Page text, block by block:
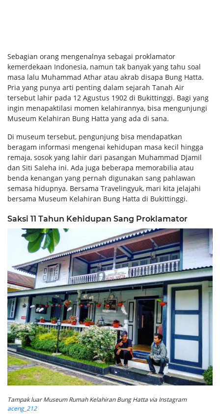
Sebagian orang mengenalnya sebagai proklamator
kemerdekaan Indonesia, namun tak banyak yang tahu soal
masa lalu Muhammad Athar atau akrab disapa Bung Hatta.
Pria yang punya arti penting dalam sejarah Tanah Air
tersebut lahir pada 12 Agustus 1902 di Bukittinggi. Bagi yang
ingin menapaktilasi momen kelahirannya, bisa mengunjungi
Museum Kelahiran Bung Hatta yang ada di sana.
Di museum tersebut, pengunjung bisa mendapatkan
beragam informasi mengenai kehidupan masa kecil hingga
remaja, sosok yang lahir dari pasangan Muhammad Djamil
dan Siti Saleha ini. Ada juga beberapa memorabilia atau
benda kenangan yang pernah digunakan sang pahlawan
semasa hidupnya. Bersama Travelingyuk, mari kita jelajahi
bersama Museum Kelahiran Bung Hatta di Bukittinggi.
Saksi 11 Tahun Kehidupan Sang Proklamator
Tampak luar Museum Rumah Kelahiran Bung Hatta via Instagram
aceng_212